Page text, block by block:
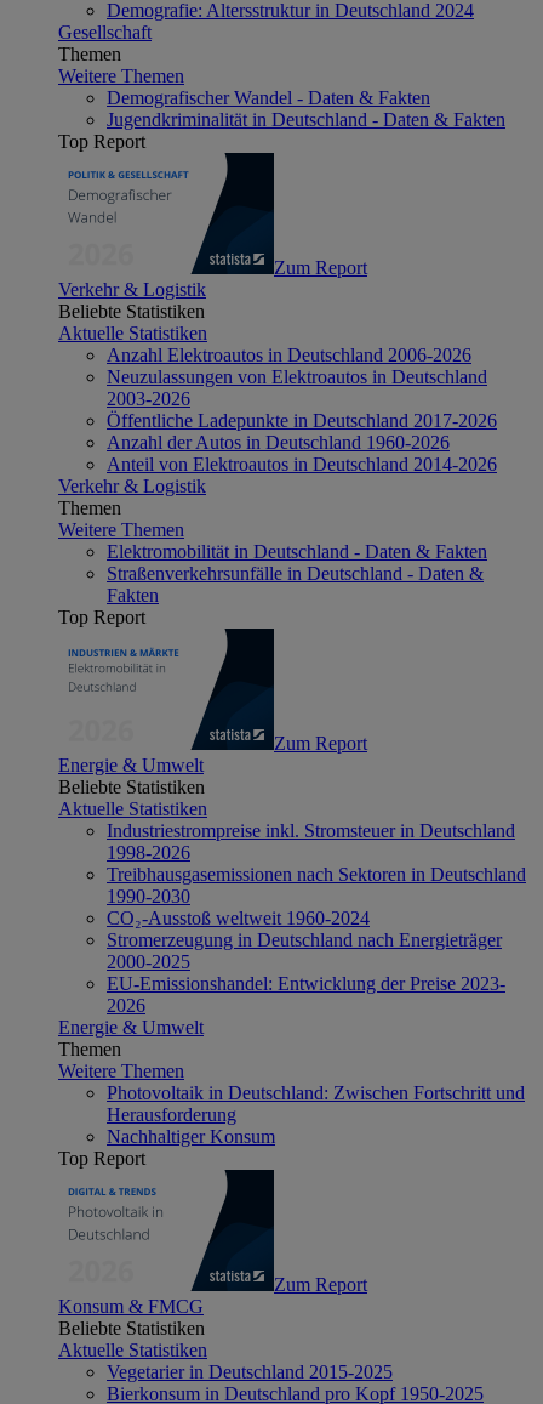
Demografie: Altersstruktur in Deutschland 2024
Gesellschaft
Themen
Weitere Themen
Demografischer Wandel - Daten & Fakten
Jugendkriminalität in Deutschland - Daten & Fakten
Top Report
Zum Report
Verkehr & Logistik
Beliebte Statistiken
Aktuelle Statistiken
Anzahl Elektroautos in Deutschland 2006-2026
Neuzulassungen von Elektroautos in Deutschland
2003-2026
Öffentliche Ladepunkte in Deutschland 2017-2026
Anzahl der Autos in Deutschland 1960-2026
Anteil von Elektroautos in Deutschland 2014-2026
Verkehr & Logistik
Themen
Weitere Themen
Elektromobilität in Deutschland - Daten & Fakten
Straßenverkehrsunfälle in Deutschland - Daten &
Fakten
Top Report
Zum Report
Energie & Umwelt
Beliebte Statistiken
Aktuelle Statistiken
Industriestrompreise inkl. Stromsteuer in Deutschland
1998-2026
Treibhausgasemissionen nach Sektoren in Deutschland
1990-2030
CO₂-Ausstoß weltweit 1960-2024
Stromerzeugung in Deutschland nach Energieträger
2000-2025
EU-Emissionshandel: Entwicklung der Preise 2023-
2026
Energie & Umwelt
Themen
Weitere Themen
Photovoltaik in Deutschland: Zwischen Fortschritt und
Herausforderung
Nachhaltiger Konsum
Top Report
Zum Report
Konsum & FMCG
Beliebte Statistiken
Aktuelle Statistiken
Vegetarier in Deutschland 2015-2025
Bierkonsum in Deutschland pro Kopf 1950-2025